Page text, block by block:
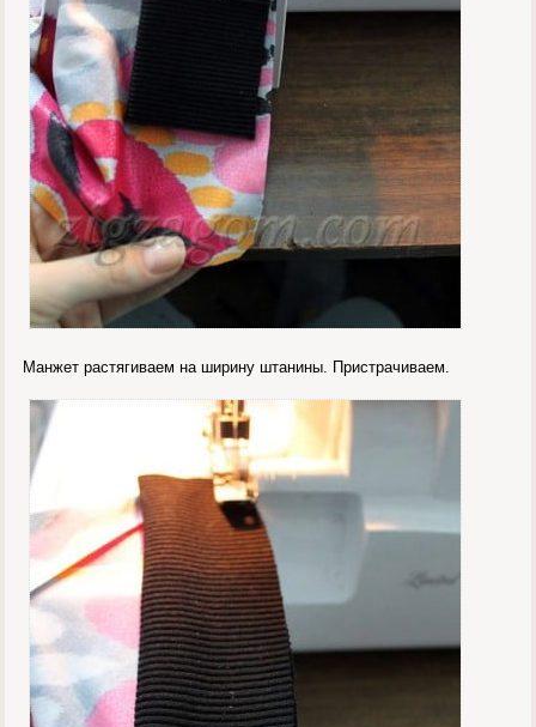
Манжет растягиваем на ширину штанины. Пристрачиваем.